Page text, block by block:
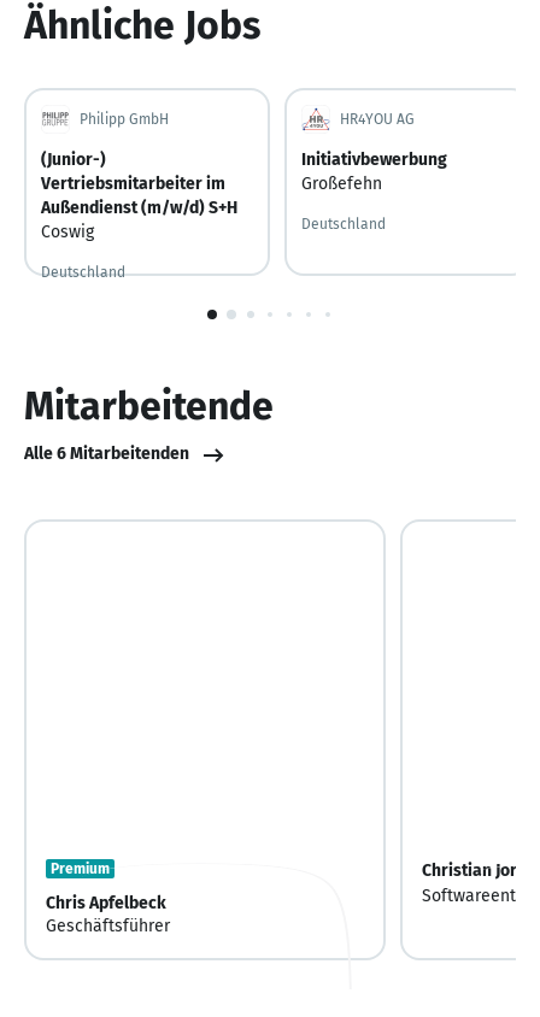
Ähnliche Jobs
Philipp GmbH
(Junior-)
Vertriebsmitarbeiter im
Außendienst (m/w/d) S+H
Coswig
Deutschland
HR4YOU AG
Initiativbewerbung
Großefehn
Deutschland
1
Mitarbeitende
Alle 6 Mitarbeitenden
Premium
Chris Apfelbeck
Geschäftsführer
Christian